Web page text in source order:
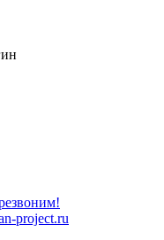
project.ru